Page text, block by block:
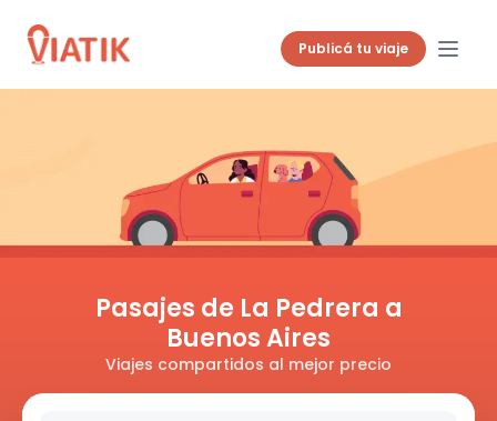
Publicá tu viaje
Pasajes de La Pedrera a
Buenos Aires
Viajes compartidos al mejor precio